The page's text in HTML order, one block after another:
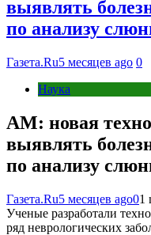
выявлять
по анализу
Газета.Ru5 месяцев ago 0
Наука
AM: новая
выявлять
по анализу
Газета.Ru5 месяцев ago01
Ученые разработали
ряд неврологических